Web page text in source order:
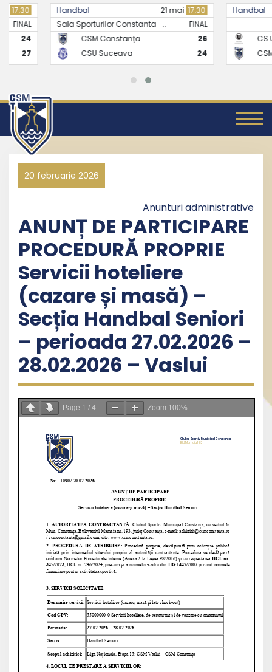
Handbal
17:30
Sala Sporturilor Constanta -..
FINAL
CSM Constanța
CSU Suceava
Handbal
CS
CSM
20 februarie 2026
Anunturi administrative
ANUNȚ DE PARTICIPARE
PROCEDURĂ PROPRIE
Servicii hoteliere
(cazare și masă) –
Secția Handbal Seniori
– perioada 27.02.2026 –
28.02.2026 – Vaslui
Page 1 / 4 Zoom 100%